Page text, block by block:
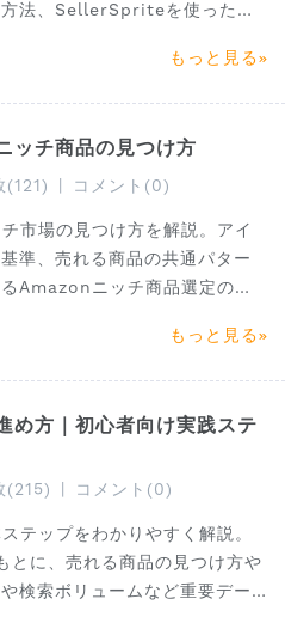
方法、SellerSpriteを使った販
もっと見る
ッチ商品の見つけ方
(121) コメント(0)
市場の見つけ方を解説。アイ
準、売れる商品の共通パター
Amazonニッチ商品選定の具
もっと見る
方｜初心者向け実践ステ
(215) コメント(0)
テップをわかりやすく解説。
とに、売れる商品の見つけ方や
検索ボリュームなど重要デー